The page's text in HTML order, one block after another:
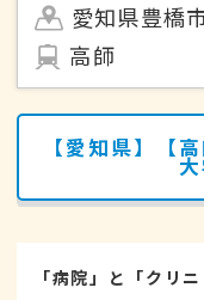
愛知県豊橋
高師
【愛知県】【
「病院」と「クリ